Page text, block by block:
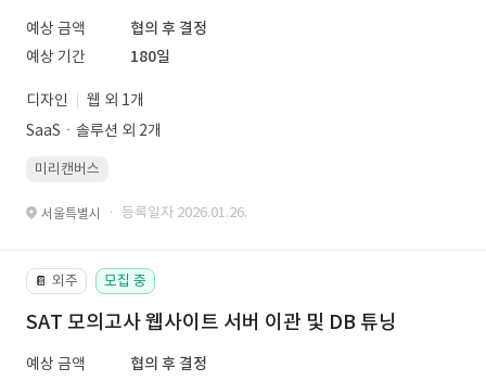
예상 금액
협의 후 결정
예상 기간
180일
디자인
웹 외 1개
SaaSㆍ솔루션 외 2개
미리캔버스
서울특별시 · 등록일자 2026.01.26.
📔 외주 모집 중
SAT 모의고사 웹사이트 서버 이관 및 DB 튜닝
예상 금액
협의 후 결정